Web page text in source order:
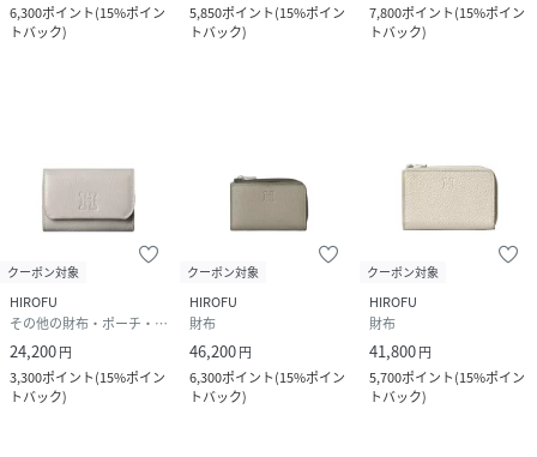
6,300ポイント(15%ポイン
トバック)
5,850ポイント(15%ポイン
トバック)
7,800ポイント(15%ポイン
トバック)
クーポン対象
HIROFU
その他の財布・ポーチ・ケース
24,200円
3,300ポイント(15%ポイン
トバック)
クーポン対象
HIROFU
財布
46,200円
6,300ポイント(15%ポイン
トバック)
クーポン対象
HIROFU
財布
41,800円
5,700ポイント(15%ポイン
トバック)